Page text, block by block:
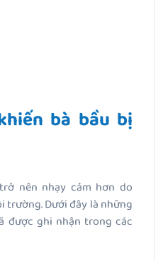
bà bầu bị
nên nhạy cảm hơn do
trường. Dưới đây là những
được ghi nhận trong các